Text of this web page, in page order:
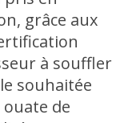
grâce aux
à souffler
souhaitée
de